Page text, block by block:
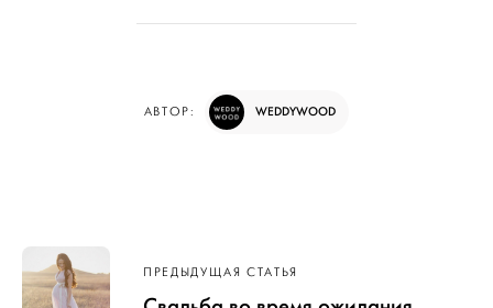
АВТОР: WEDDYWOOD
Навигация
по записям
ПРЕДЫДУЩАЯ СТАТЬЯ